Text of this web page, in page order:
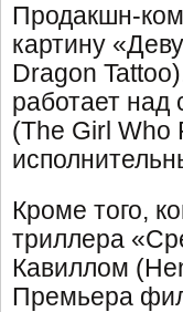
Продакшн-
картину
Dragon
работает над
(The Girl Who
Кроме того,
триллера
Кавиллом
Премьера